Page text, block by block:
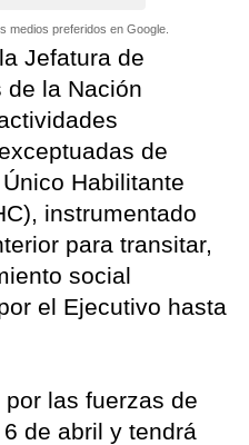
medios preferidos en Google.
Jefatura de
de la Nación
de
Habilitante
instrumentado
para transitar,
social
el Ejecutivo hasta
las fuerzas de
de abril y tendrá